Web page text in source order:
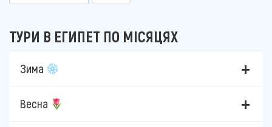
ТУРИ В ЕГИПЕТ ПО МІСЯЦЯХ
Зима
Весна